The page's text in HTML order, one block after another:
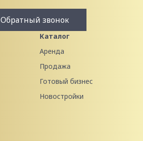
Обратный звонок
Каталог
Аренда
Продажа
Готовый бизнес
Новостройки